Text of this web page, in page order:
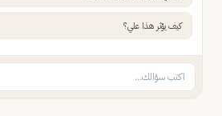
كيف يؤثر هذا علي؟